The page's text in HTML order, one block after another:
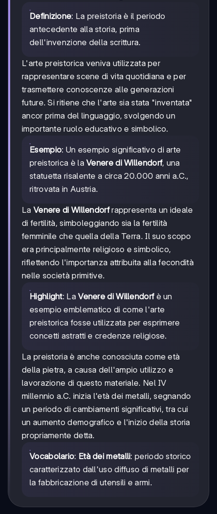
Definizione: La preistoria è il periodo
antecedente alla storia, prima
dell'invenzione della scrittura.
L'arte preistorica veniva utilizzata per
rappresentare scene di vita quotidiana e per
trasmettere conoscenze alle generazioni
future. Si ritiene che l'arte sia stata "inventata"
ancor prima del linguaggio, svolgendo un
importante ruolo educativo e simbolico.
Esempio: Un esempio significativo di arte
preistorica è laVenere di Willendorf, una
statuetta risalente a circa 20.000 anni a.C.,
ritrovata in Austria.
La Venere di Willendorfrappresenta un ideale
di fertilità, simboleggiando sia la fertilità
femminile che quella della Terra. Il suo scopo
era principalmente religioso e simbolico,
riflettendo l'importanza attribuita alla fecondità
nelle società primitive.
Highlight: LaVenere di Willendorfè un
esempio emblematico di come l'arte
preistorica fosse utilizzata per esprimere
concetti astratti e credenze religiose.
La preistoria è anche conosciuta come età
della pietra, a causa dell'ampio utilizzo e
lavorazione di questo materiale. Nel IV
millennio a.C. inizia l'età dei metalli, segnando
un periodo di cambiamenti significativi, tra cui
un aumento demografico e l'inizio della storia
propriamente detta.
Vocabolario: Età dei metalli: periodo storico
caratterizzato dall'uso diffuso di metalli per
la fabbricazione di utensili e armi.